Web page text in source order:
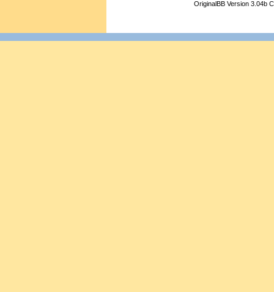
OriginalBB Version 3.04b